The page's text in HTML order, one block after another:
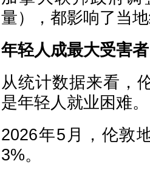
量），都影响了当地
年轻人成最大受害
从统计数据来看，
是年轻人就业困难。
2026年5月，伦敦
3%。